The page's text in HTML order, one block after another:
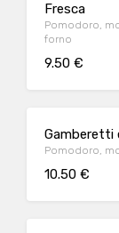
Fresca
Pomodoro,
forno
9.50 €
Gamberetti
Pomodoro,
10.50 €